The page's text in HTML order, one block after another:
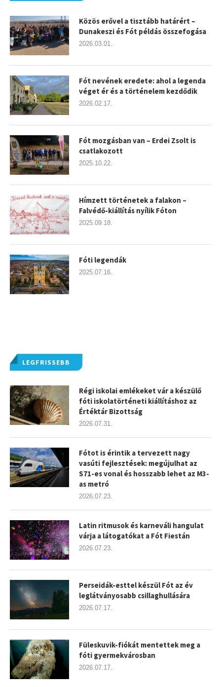
LEGFRISSEBB
Régi iskolai emlékeket vár a készülő
fóti iskolatörténeti kiállításhoz az
Értéktár Bizottság
2026.07.31.
Fótot is érintik a tervezett nagy
vasúti fejlesztések: megújulhat az
S71-es vonal és hosszabb lehet az M3-
as metró
2026.07.23.
Latin ritmusok és karneváli hangulat
várja a látogatókat a Fót Fiestán
2026.07.23.
Perseidák-esttel készül Fót az év
leglátványosabb csillaghullására
2026.07.17.
Füleskuvik-fiókát mentettek meg a
fóti gyermekvárosban
2026.07.17.
Közös erővel a tisztább határért –
Dunakeszi és Fót példás összefogása
2026.03.01.
Fót nevének eredete: ahol a legenda
véget ér és a történelem kezdődik
2026.02.17.
Fót mozgásban van – Erdei Zsolt is
csatlakozott
2025.10.22.
Hímzett történetek a falakon –
Falvédő-kiállítás nyílik Fóton
2025.09.18.
Fóti legendák
2025.07.16.